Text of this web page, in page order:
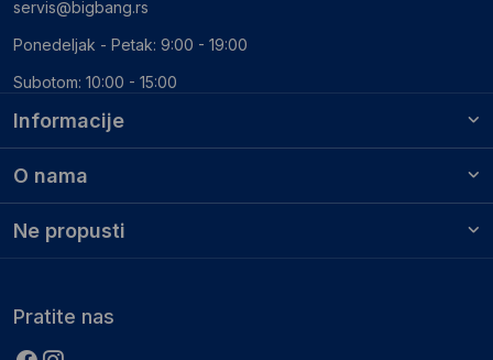
Informacije
O nama
Ne propusti
servis@bigbang.rs
Ponedeljak - Petak: 9:00 - 19:00
Subotom: 10:00 - 15:00
Pratite nas